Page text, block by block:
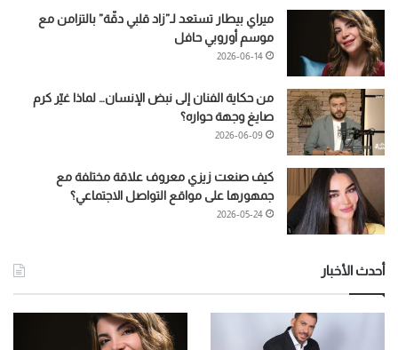
ميراي بيطار تستعد لـ”زاد قلبي دقّة” بالتزامن مع
موسم أوروبي حافل
2026-06-14
من حكاية الفنان إلى نبض الإنسان… لماذا غيّر كرم
صايغ وجهة حواره؟
2026-06-09
كيف صنعت زيزي معروف علاقة مختلفة مع
جمهورها على مواقع التواصل الاجتماعي؟
2026-05-24
أحدث الأخبار